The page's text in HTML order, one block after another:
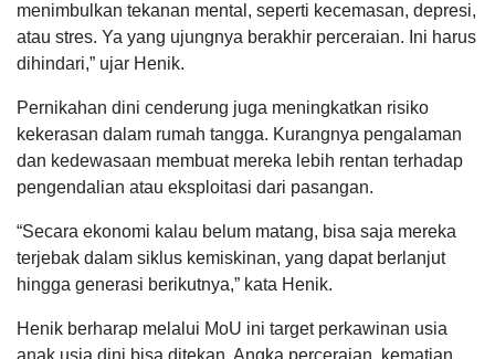
menimbulkan tekanan mental, seperti kecemasan, depresi,
atau stres. Ya yang ujungnya berakhir perceraian. Ini harus
dihindari,” ujar Henik.
Pernikahan dini cenderung juga meningkatkan risiko
kekerasan dalam rumah tangga. Kurangnya pengalaman
dan kedewasaan membuat mereka lebih rentan terhadap
pengendalian atau eksploitasi dari pasangan.
“Secara ekonomi kalau belum matang, bisa saja mereka
terjebak dalam siklus kemiskinan, yang dapat berlanjut
hingga generasi berikutnya,” kata Henik.
Henik berharap melalui MoU ini target perkawinan usia